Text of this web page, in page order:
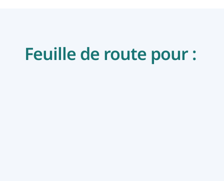
Feuille de route pour :